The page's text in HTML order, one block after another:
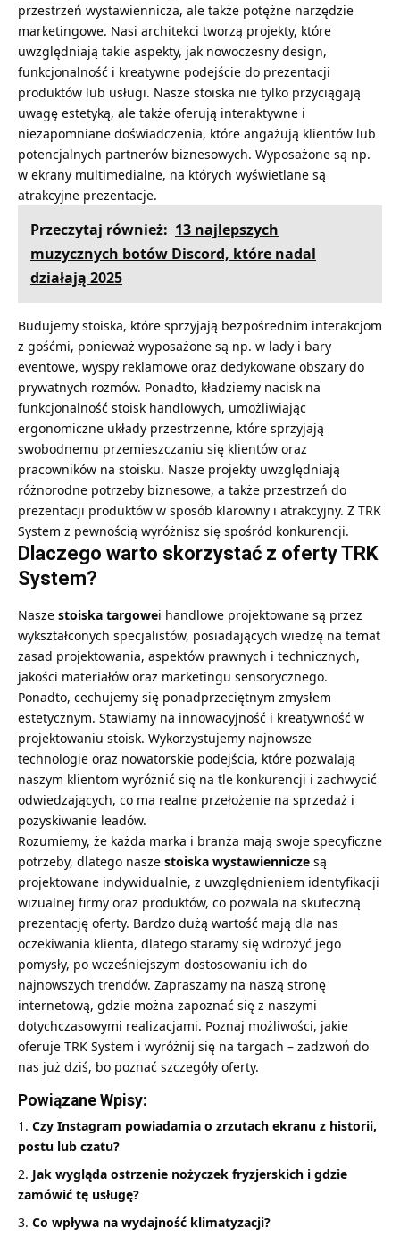
przestrzeń wystawiennicza, ale także potężne narzędzie
marketingowe. Nasi architekci tworzą projekty, które
uwzględniają takie aspekty, jak nowoczesny design,
funkcjonalność i kreatywne podejście do prezentacji
produktów lub usługi. Nasze stoiska nie tylko przyciągają
uwagę estetyką, ale także oferują interaktywne i
niezapomniane doświadczenia, które angażują klientów lub
potencjalnych partnerów biznesowych. Wyposażone są np.
w ekrany multimedialne, na których wyświetlane są
atrakcyjne prezentacje.
Przeczytaj również: 13 najlepszych
muzycznych botów Discord, które nadal
działają 2025
Budujemy stoiska, które sprzyjają bezpośrednim interakcjom
z gośćmi, ponieważ wyposażone są np. w lady i bary
eventowe, wyspy reklamowe oraz dedykowane obszary do
prywatnych rozmów. Ponadto, kładziemy nacisk na
funkcjonalność stoisk handlowych, umożliwiając
ergonomiczne układy przestrzenne, które sprzyjają
swobodnemu przemieszczaniu się klientów oraz
pracowników na stoisku. Nasze projekty uwzględniają
różnorodne potrzeby biznesowe, a także przestrzeń do
prezentacji produktów w sposób klarowny i atrakcyjny. Z TRK
System z pewnością wyróżnisz się spośród konkurencji.
Dlaczego warto skorzystać z oferty TRK
System?
Nasze stoiska targowei handlowe projektowane są przez
wykształconych specjalistów, posiadających wiedzę na temat
zasad projektowania, aspektów prawnych i technicznych,
jakości materiałów oraz marketingu sensorycznego.
Ponadto, cechujemy się ponadprzeciętnym zmysłem
estetycznym. Stawiamy na innowacyjność i kreatywność w
projektowaniu stoisk. Wykorzystujemy najnowsze
technologie oraz nowatorskie podejścia, które pozwalają
naszym klientom wyróżnić się na tle konkurencji i zachwycić
odwiedzających, co ma realne przełożenie na sprzedaż i
pozyskiwanie leadów.
Rozumiemy, że każda marka i branża mają swoje specyficzne
potrzeby, dlatego nasze stoiska wystawiennicze są
projektowane indywidualnie, z uwzględnieniem identyfikacji
wizualnej firmy oraz produktów, co pozwala na skuteczną
prezentację oferty. Bardzo dużą wartość mają dla nas
oczekiwania klienta, dlatego staramy się wdrożyć jego
pomysły, po wcześniejszym dostosowaniu ich do
najnowszych trendów. Zapraszamy na naszą stronę
internetową, gdzie można zapoznać się z naszymi
dotychczasowymi realizacjami. Poznaj możliwości, jakie
oferuje TRK System i wyróżnij się na targach – zadzwoń do
nas już dziś, bo poznać szczegóły oferty.
Powiązane Wpisy:
Czy Instagram powiadamia o zrzutach ekranu z historii,
postu lub czatu?
Jak wygląda ostrzenie nożyczek fryzjerskich i gdzie
zamówić tę usługę?
Co wpływa na wydajność klimatyzacji?